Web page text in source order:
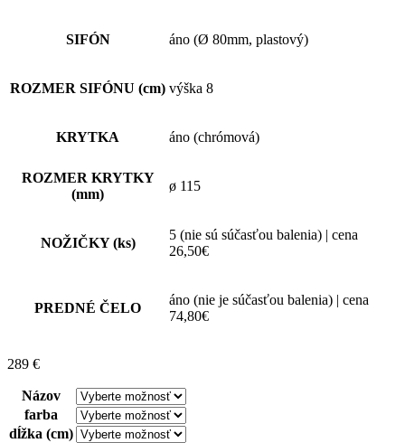
SIFÓN áno (Ø 80mm, plastový)
ROZMER SIFÓNU (cm) výška 8
KRYTKA áno (chrómová)
ROZMER KRYTKY
(mm)
ø 115
NOŽIČKY (ks)
5 (nie sú súčasťou balenia) | cena
26,50€
PREDNÉ ČELO
áno (nie je súčasťou balenia) | cena
74,80€
289 €
Názov
farba
dĺžka (cm)